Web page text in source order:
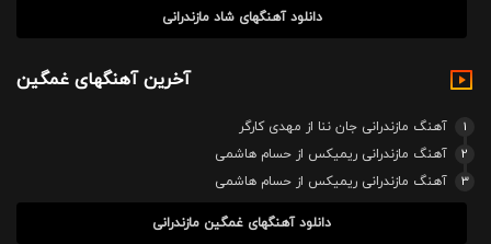
دانلود آهنگهای شاد مازندرانی
آخرین آهنگهای غمگین
1
آهنگ مازندرانی جان ننا از مهدی کارگر
2
آهنگ مازندرانی ریمیکس از حسام هاشمی
3
آهنگ مازندرانی ریمیکس از حسام هاشمی
دانلود آهنگهای غمگین مازندرانی